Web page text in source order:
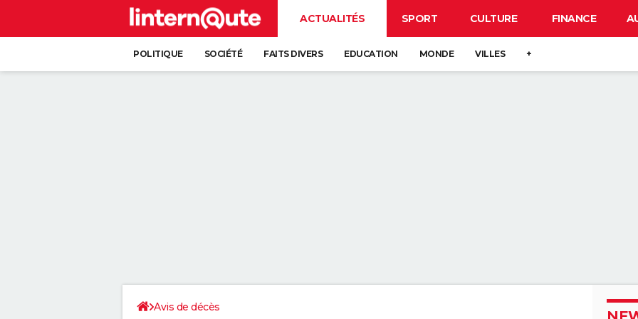
ACTUALITÉS SPORT CULTURE FINANCE
POLITIQUE SOCIÉTÉ FAITS DIVERS EDUCATION MONDE VILLES +
Avis de décès